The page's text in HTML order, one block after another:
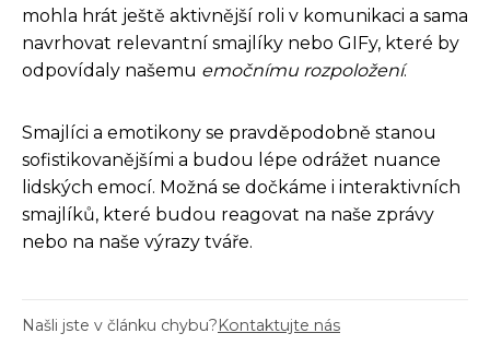
mohla hrát ještě aktivnější roli v komunikaci a sama
navrhovat relevantní smajlíky nebo GIFy, které by
odpovídaly našemu emočnímu rozpoložení.
Smajlíci a emotikony se pravděpodobně stanou
sofistikovanějšími a budou lépe odrážet nuance
lidských emocí. Možná se dočkáme i interaktivních
smajlíků, které budou reagovat na naše zprávy
nebo na naše výrazy tváře.
Našli jste v článku chybu?Kontaktujte nás